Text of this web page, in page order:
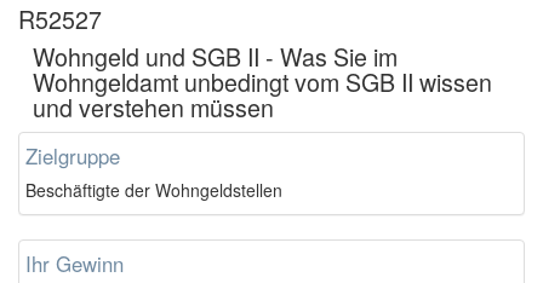
R52527
Wohngeld und SGB II - Was Sie im
Wohngeldamt unbedingt vom SGB II wissen
und verstehen müssen
Zielgruppe
Beschäftigte der Wohngeldstellen
Ihr Gewinn